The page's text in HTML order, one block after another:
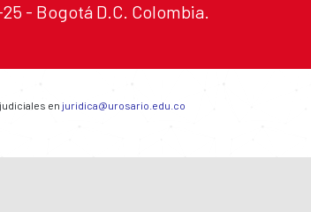
- Bogotá D.C. Colombia.
en juridica@urosario.edu.co